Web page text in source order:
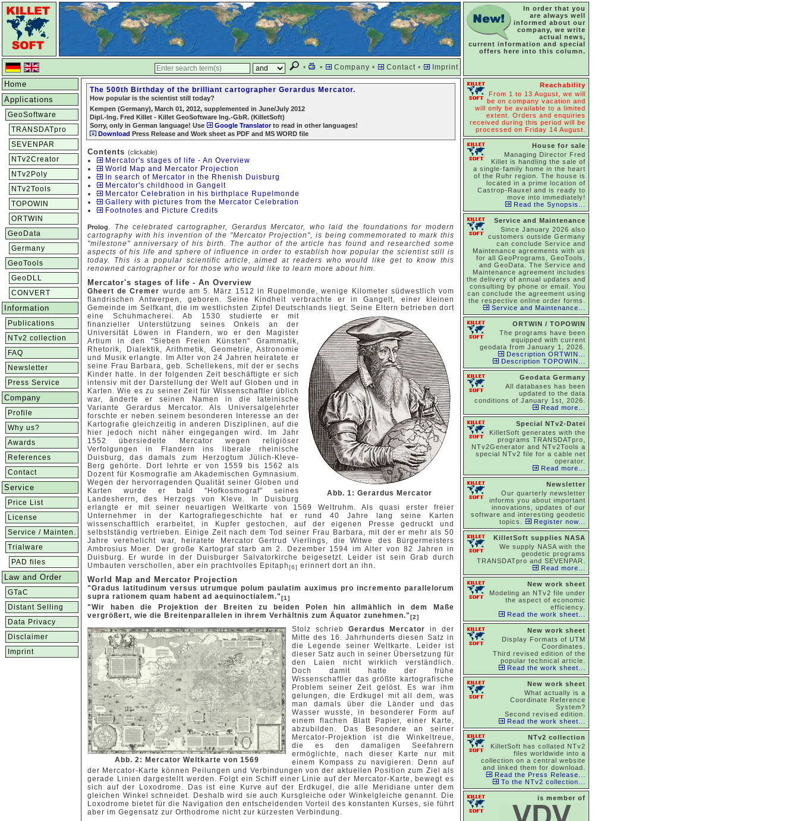
• • Company • Contact • Imprint
Home
Applications
GeoSoftware
TRANSDATpro
SEVENPAR
NTv2Creator
NTv2Poly
NTv2Tools
TOPOWIN
ORTWIN
GeoData
Germany
GeoTools
GeoDLL
CONVERT
Information
Publications
NTv2 collection
FAQ
Newsletter
Press Service
Company
Profile
Why us?
Awards
References
Contact
Service
Price List
License
Service / Mainten.
Trialware
PAD files
Law and Order
GTaC
Distant Selling
Data Privacy
Disclaimer
Imprint
The 500th Birthday of the brilliant cartographer Gerardus Mercator.
How popular is the scientist still today?
Kempen (Germany), March 01, 2012, supplemented in June/July 2012
Dipl.-Ing. Fred Killet - Killet GeoSoftware Ing.-GbR. (KilletSoft)
Sorry, only in German language! Use
Google Translatorto read in other languages!
Download Press Release and Work sheet as PDF and MS WORD file
Contents (clickable)
Mercator's stages of life - An Overview
World Map and Mercator Projection
In search of Mercator in the Rhenish Duisburg
Mercator's childhood in Gangelt
Mercator Celebration in his birthplace Rupelmonde
Gallery with pictures from the Mercator Celebration
Footnotes and Picture Credits
Prolog. The celebrated cartographer, Gerardus Mercator, who laid the foundations for modern
cartography with his invention of the "Mercator Projection", is being commemorated to mark this
"milestone" anniversary of his birth. The author of the article has found and researched some
aspects of his life and sphere of influence in order to establish how popular the scientist still is
today. This is a popular scientific article, aimed at readers who would like get to know this
renowned cartographer or for those who would like to learn more about him.
Mercator's stages of life - An Overview
Gheert de Cremer wurde am 5. März 1512 in Rupelmonde, wenige Kilometer südwestlich vom
flandrischen Antwerpen, geboren. Seine Kindheit verbrachte er in Gangelt, einer kleinen
Gemeinde im Selfkant, die im westlichsten Zipfel Deutschlands liegt. Seine Eltern betrieben dort
eine Schuhmacherei.
Abb. 1: Gerardus Mercator
Ab 1530 studierte er mit
finanzieller Unterstützung seines Onkels an der
Universität Löwen in Flandern, wo er den Magister
Artium in den "Sieben Freien Künsten" Grammatik,
Rhetorik, Dialektik, Arithmetik, Geometrie, Astronomie
und Musik erlangte. Im Alter von 24 Jahren heiratete er
seine Frau Barbara, geb. Schellekens, mit der er sechs
Kinder hatte. In der folgenden Zeit beschäftigte er sich
intensiv mit der Darstellung der Welt auf Globen und in
Karten. Wie es zu seiner Zeit für Wissenschaftler üblich
war, änderte er seinen Namen in die lateinische
Variante Gerardus Mercator. Als Universalgelehrter
forschte er neben seinem besonderen Interesse an der
Kartografie gleichzeitig in anderen Disziplinen, auf die
hier jedoch nicht näher eingegangen wird. Im Jahr
1552 übersiedelte Mercator wegen religiöser
Verfolgungen in Flandern ins liberale rheinische
Duisburg, das damals zum Herzogtum Jülich-Kleve-
Berg gehörte. Dort lehrte er von 1559 bis 1562 als
Dozent für Kosmografie am Akademischen Gymnasium.
Wegen der hervorragenden Qualität seiner Globen und
Karten wurde er bald "Hofkosmograf" seines
Landesherrn, des Herzogs von Kleve. In Duisburg
erlangte er mit seiner neuartigen Weltkarte von 1569 Weltruhm. Als quasi erster freier
Unternehmer in der Kartografiegeschichte hat er rund 40 Jahre lang seine Karten
wissenschaftlich erarbeitet, in Kupfer gestochen, auf der eigenen Presse gedruckt und
selbstständig vertrieben. Einige Zeit nach dem Tod seiner Frau Barbara, mit der er mehr als 50
Jahre verehelicht war, heiratete Mercator Gertrud Vierlings, die Witwe des Bürgermeisters
Ambrosius Moer. Der große Kartograf starb am 2. Dezember 1594 im Alter von 82 Jahren in
Duisburg. Er wurde in der Duisburger Salvatorkirche beigesetzt. Leider ist sein Grab durch
Umbauten verschollen, aber ein prachtvolles Epitaph[6] erinnert dort an ihn.
World Map and Mercator Projection
"Gradus latitudinum versus utrumque polum paulatim auximus pro incremento parallelorum
supra rationem quam habent ad aequinoctialem."[1]
"Wir haben die Projektion der Breiten zu beiden Polen hin allmählich in dem Maße
vergrößert, wie die Breitenparallelen in ihrem Verhältnis zum Äquator zunehmen."[2]
Abb. 2: Mercator Weltkarte von 1569
Stolz schrieb Gerardus Mercator
in der
Mitte des 16. Jahrhunderts diesen Satz in
die Legende seiner Weltkarte. Leider ist
dieser Satz auch in seiner Übersetzung für
den Laien nicht wirklich verständlich.
Doch damit hatte der frühe
Wissenschaftler das größte kartografische
Problem seiner Zeit gelöst. Es war ihm
gelungen, die Erdkugel mit all dem, was
man damals über die Länder und das
Wasser wusste, in besonderer Form auf
einem flachen Blatt Papier, einer Karte,
abzubilden. Das Besondere an seiner
Mercator-Projektion ist die Winkeltreue,
die es den damaligen Seefahrern
ermöglichte, nach dieser Karte nur mit
einem Kompass zu navigieren. Denn auf
der Mercator-Karte können Peilungen und Verbindungen von der aktuellen Position zum Ziel als
gerade Linien dargestellt werden. Folgt ein Schiff einer Linie auf der Mercator-Karte, bewegt es
sich auf der Loxodrome. Das ist eine Kurve auf der Erdkugel, die alle Meridiane unter dem
gleichen Winkel schneidet. Deshalb wird sie auch Kursgleiche oder Winkelgleiche genannt. Die
Loxodrome bietet für die Navigation den entscheidenden Vorteil des konstanten Kurses, sie führt
aber im Gegensatz zur Orthodrome nicht zur kürzesten Verbindung.
In order that you
are always well
informed about our
company, we write
actual news,
current information and special
offers here into this column.
Reachability
From 1 to 13 August, we will
be on company vacation and
will only be available to a limited
extent. Orders and enquiries
received during this period will be
processed on Friday 14 August.
House for sale
Managing Director Fred
Killet is handling the sale of
a single-family home in the heart
of the Ruhr region. The house is
located in a prime location of
Castrop-Rauxel and is ready to
move into immediately!
Read the Synopsis...
Service and Maintenance
Since January 2026 also
customers outside Germany
can conclude Service and
Maintenance agreements with us
for all GeoPrograms, GeoTools,
and GeoData. The Service and
Maintenance agreement includes
the delivery of annual updates and
consulting by phone or email. You
can conclude the agreement using
the respective online order forms.
Service and Maintenance...
ORTWIN / TOPOWIN
The programs have been
equipped with current
geodata from January 1, 2026.
Description ORTWIN...
Description TOPOWIN...
Geodata Germany
All databases has been
updated to the data
conditions of January 1st, 2026.
Read more...
Special NTv2-Datei
KilletSoft generates with the
programs TRANSDATpro,
NTv2Generator and NTv2Tools a
special NTv2 file for a cable net
operator.
Read more...
Newsletter
Our quarterly newsletter
informs you about important
innovations, updates of our
software and interesting geodetic
topics.
Register now...
KilletSoft supplies NASA
We supply NASA with the
geodetic programs
TRANSDATpro and SEVENPAR.
Read more...
New work sheet
Modeling an NTv2 file under
the aspect of economic
efficiency.
Read the work sheet...
New work sheet
Display Formats of UTM
Coordinates.
Third revised edition of the
popular technical article.
Read the work sheet...
New work sheet
What actually is a
Coordinate Reference
System?
Second revised edition.
Read the work sheet...
NTv2 collection
KilletSoft has collated NTv2
files worldwide into a
collection on a central website
and linked them for download.
Read the Press Release...
To the NTv2 collection...
is member of